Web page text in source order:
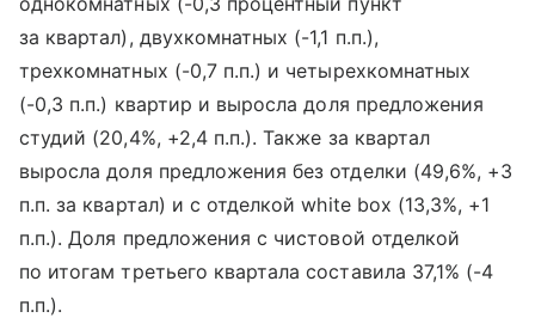
за квартал), двухкомнатных (-1,1 п.п.),
трехкомнатных (-0,7 п.п.) и четырехкомнатных
(-0,3 п.п.) квартир и выросла доля предложения
студий (20,4%, +2,4 п.п.). Также за квартал
выросла доля предложения без отделки (49,6%, +3
п.п. за квартал) и с отделкой white box (13,3%, +1
п.п.). Доля предложения с чистовой отделкой
по итогам третьего квартала составила 37,1% (-4
п.п.).